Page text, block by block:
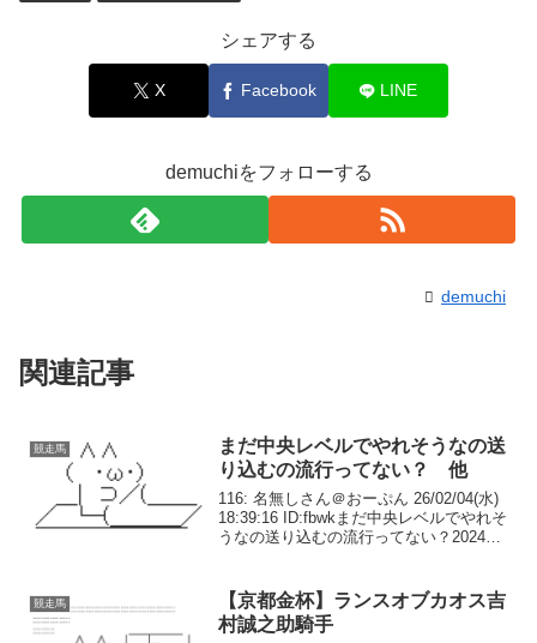
シェアする
X Facebook LINE
demuchiをフォローする
demuchi
関連記事
競走馬
まだ中央レベルでやれそうなの送
り込むの流行ってない？ 他
116: 名無しさん＠おーぷん 26/02/04(水)
18:39:16 ID:fbwkまだ中央レベルでやれそ
うなの送り込むの流行ってない？2024年
た。今後は地方競...
競走馬
【京都金杯】ランスオブカオス吉
村誠之助騎手